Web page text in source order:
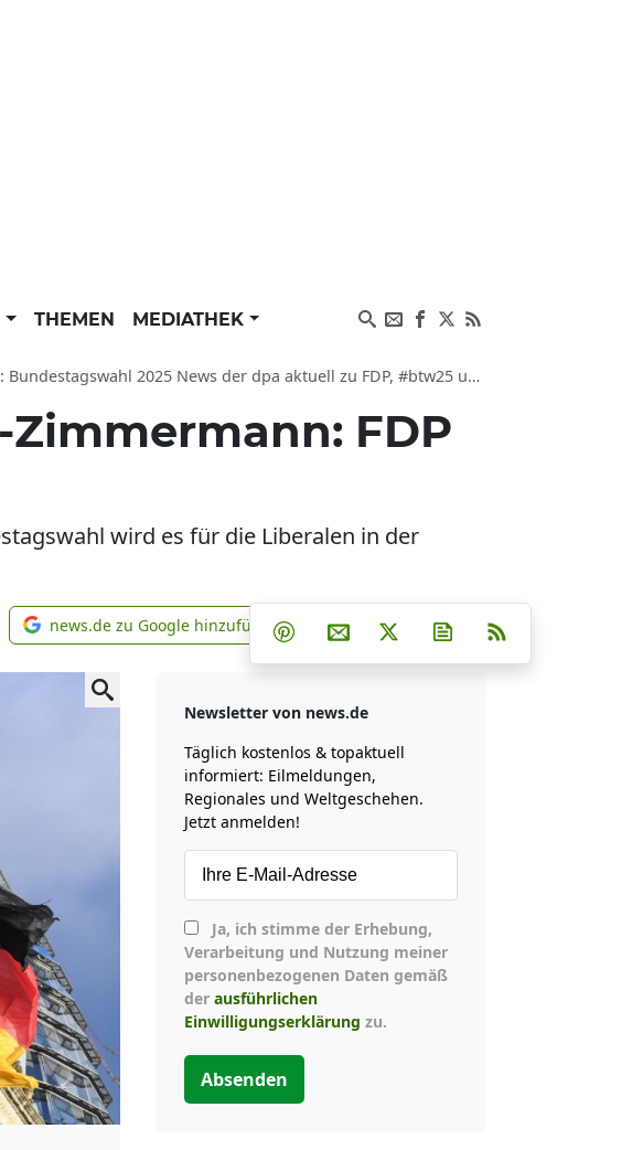
THEMEN MEDIATHEK
2025 News der dpa aktuell zu FDP, #btw25 und Wahl
Zimmermann: FDP
wird es für die Liberalen in der
news.de zu Google hinzufügen
news.de zu Google hinzufügen Teilen auf Facebook
Teilen auf Whatsapp
Teilen auf Telegram
Teilen auf Pinterest
Per E-Mail teilen
Post auf XNewsletter
Newsletter von news.de
Täglich kostenlos & topaktuell
informiert: Eilmeldungen,
Regionales und Weltgeschehen.
Jetzt anmelden!
Verarbeitung und Nutzung meiner
personenbezogenen Daten gemäß
der ausführlichen
Einwilligungserklärung zu.
Absenden